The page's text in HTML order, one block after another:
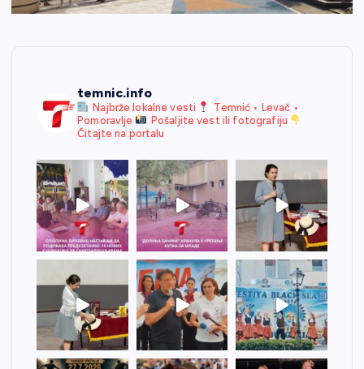
temnic.info
Najbrže lokalne vesti
Temnić • Levač •
Pomoravlje
Pošaljite vest ili fotografiju
Čitajte na portalu